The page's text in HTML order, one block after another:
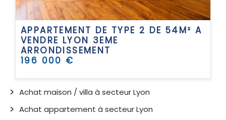
APPARTEMENT DE TYPE 2 DE 54M² A
VENDRE LYON 3EME
ARRONDISSEMENT
196 000 €
Achat maison / villa à secteur Lyon
Achat appartement à secteur Lyon